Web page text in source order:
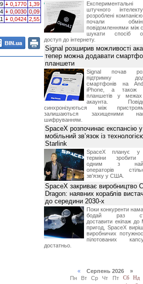
0,1770 1,39
0,0030 0,09
0,0424 2,55
штучного
розроблені
почали
повідомленнями між
шукати спосіб
доступ до інтернету.
Signal розширив можливості
тепер можна додавати
планшети
Signal почав
підтримку
смартфонів на
iPhone, а також
планшетів у межах
акаунта.
синхронізуються між
залишаються захищеними
шифруванням.
SpaceX розпочинає експансію у
мобільний зв’язок із
Starlink
SpaceX планує у
терміни зробити
одним з
операторів
зв'язку у США.
SpaceX закриває виробництво
Dragon: наявних кораблів
до середини 2030-х
Поки конкуренти
бодай раз
доставити екіпаж
пригод, SpaceX
виробничих
пілотованих
достатньо.
«Серпень 2026 »
Пн
Вт Ср Чт Пт Сб
Нд